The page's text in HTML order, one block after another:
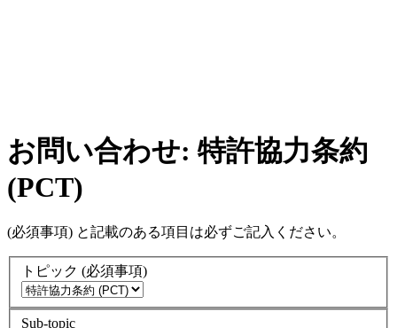
お問い合わせ: 特許協力条約
(PCT)
(必須事項) と記載のある項目は必ずご記入ください。
トピック (必須事項)
Sub-topic